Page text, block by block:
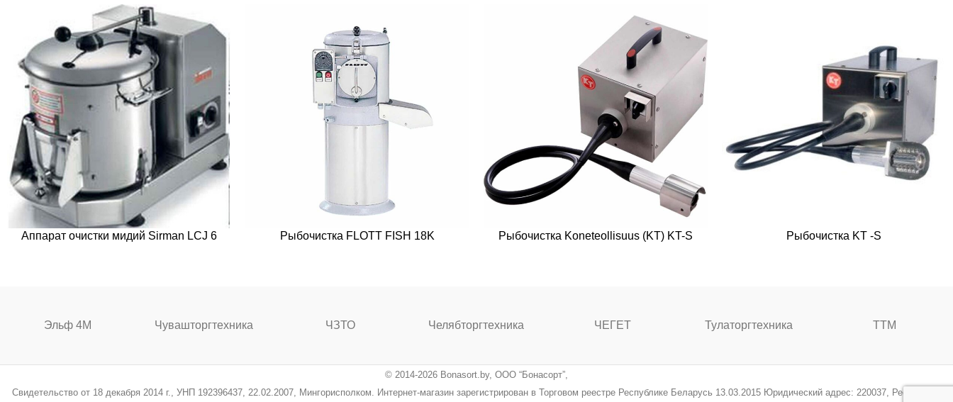
Аппарат очистки мидий Sirman LCJ 6 Рыбочистка FLOTT FISH 18K Рыбочистка Koneteollisuus (KT) KT-S Рыбочистка KT -S
Эльф 4М Чувашторгтехника ЧЗТО Челябторгтехника ЧЕГЕТ Тулаторгтехника ТТМ
© 2014-2026 Bonasort.by, ООО “Бонасорт”,
Свидетельство от 18 декабря 2014 г., УНП 192396437, 22.02.2007, Мингорисполком. Интернет-магазин зарегистрирован в Торговом реестре Республике Беларусь 13.03.2015 Юридический адрес: 220037, Республика